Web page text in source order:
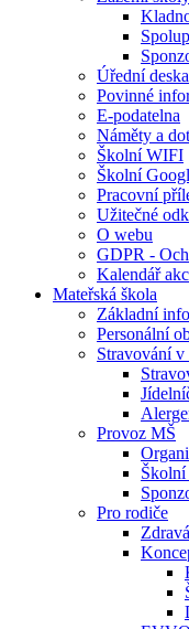
Úřední deska
Povinné
E-podatelna
Náměty a
Školní WIFI
Školní
Pracovní
Užitečné
O webu
GDPR -
Kalendář
Mateřská škola
Základní
Personální
Stravování v
Provoz MŠ
Školní
Pro rodiče